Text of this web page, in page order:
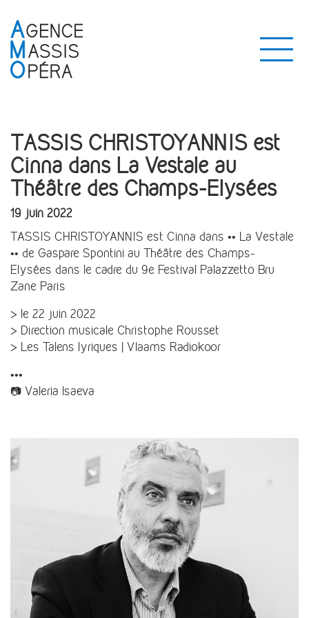
TASSIS CHRISTOYANNIS est
Cinna dans La Vestale au
Théâtre des Champs-Elysées
19 juin 2022
TASSIS CHRISTOYANNIS est Cinna dans •• La Vestale
•• de Gaspare Spontini au Théâtre des Champs-
Elysées dans le cadre du 9e Festival Palazzetto Bru
Zane Paris
> le 22 juin 2022
> Direction musicale Christophe Rousset
> Les Talens lyriques | Vlaams Radiokoor
•••
📷 Valeria Isaeva